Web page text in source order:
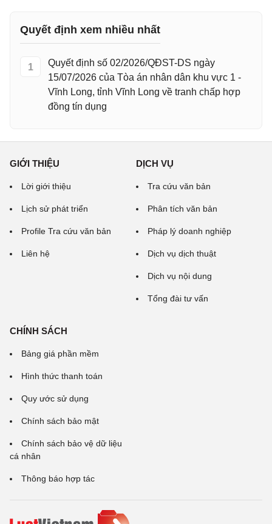
Quyết định xem nhiều nhất
1
Quyết định số 02/2026/QĐST-DS ngày
15/07/2026 của Tòa án nhân dân khu vực 1 -
Vĩnh Long, tỉnh Vĩnh Long về tranh chấp hợp
đồng tín dụng
GIỚI THIỆU
Lời giới thiệu
Lịch sử phát triển
Profile Tra cứu văn bản
Liên hệ
DỊCH VỤ
Tra cứu văn bản
Phân tích văn bản
Pháp lý doanh nghiệp
Dịch vụ dịch thuật
Dịch vụ nội dung
Tổng đài tư vấn
CHÍNH SÁCH
Bảng giá phần mềm
Hình thức thanh toán
Quy ước sử dụng
Chính sách bảo mật
Chính sách bảo vệ dữ liệu
cá nhân
Thông báo hợp tác